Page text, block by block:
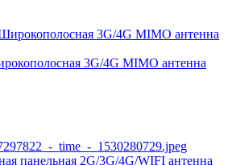
3G/4G MIMO антенна
панельная 2G/3G/4G/WIFI антенна